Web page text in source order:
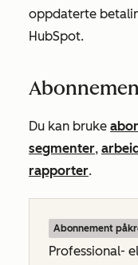
oppdaterte
HubSpot.
Du kan bruke
segmenter,
rapporter.
Abonnement
Professional-